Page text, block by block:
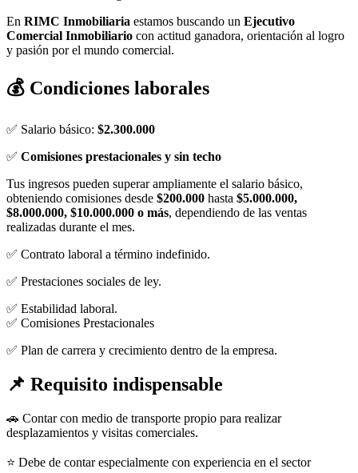
En RIMC Inmobiliaria estamos buscando un Ejecutivo
Comercial Inmobiliario con actitud ganadora, orientación al logro
y pasión por el mundo comercial.
💰 Condiciones laborales
✅ Salario básico: $2.300.000
✅ Comisiones prestacionales y sin techo
Tus ingresos pueden superar ampliamente el salario básico,
obteniendo comisiones desde $200.000 hasta $5.000.000,
$8.000.000, $10.000.000 o más, dependiendo de las ventas
realizadas durante el mes.
✅ Contrato laboral a término indefinido.
✅ Prestaciones sociales de ley.
✅ Estabilidad laboral.
✅ Comisiones Prestacionales
✅ Plan de carrera y crecimiento dentro de la empresa.
📌 Requisito indispensable
🚗 Contar con medio de transporte propio para realizar
desplazamientos y visitas comerciales.
⭐ Debe de contar especialmente con experiencia en el sector